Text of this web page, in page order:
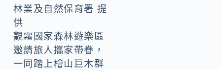
林業及自然保育署 提
供
觀霧國家森林遊樂區
邀請旅人攜家帶眷，
一同踏上檜山巨木群